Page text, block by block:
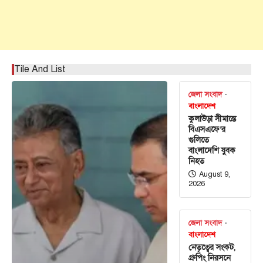
Tile And List
জেলা সংবাদ
বাংলাদেশ
কুলাউড়া সীমান্তে
বিএসএফে’র
গুলিতে
বাংলাদেশি যুবক
নিহত
August 9,
2026
জেলা সংবাদ
বাংলাদেশ
নেতৃত্বের সংকট,
গ্রুপিং নিরসনে